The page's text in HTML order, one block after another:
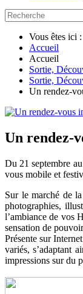
Vous êtes ici :
Accueil
Accueil
Sortie,
Sortie,
Un rendez-
Un rendez-
Du 21 septembre
vous mobile et
Sur le marché de
photographies,
l’ambiance de vos
sensation de
Présente sur
variés, s’adaptant
impressions sur du